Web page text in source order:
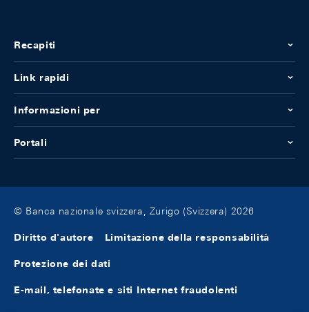
Recapiti
Link rapidi
Informazioni per
Portali
© Banca nazionale svizzera, Zurigo (Svizzera) 2026
Diritto d'autore Limitazione della responsabilità
Protezione dei dati
E-mail, telefonate e siti Internet fraudolenti